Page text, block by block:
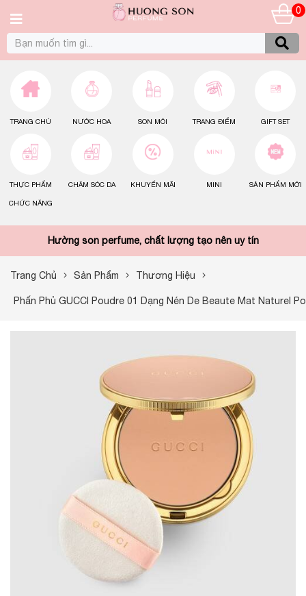
0
TRANG CHỦ NƯỚC HOA SON MÔI TRANG ĐIỂM GIFT SET
THỰC PHẨM
CHỨC NĂNG
CHĂM SÓC DA KHUYẾN MÃI MINI SẢN PHẨM MỚI
Hường son perfume, chất lượng tạo nên uy tín
Trang Chủ Sản Phẩm Thương Hiệu
Phấn Phủ GUCCI Poudre 01 Dạng Nén De Beaute Mat Naturel